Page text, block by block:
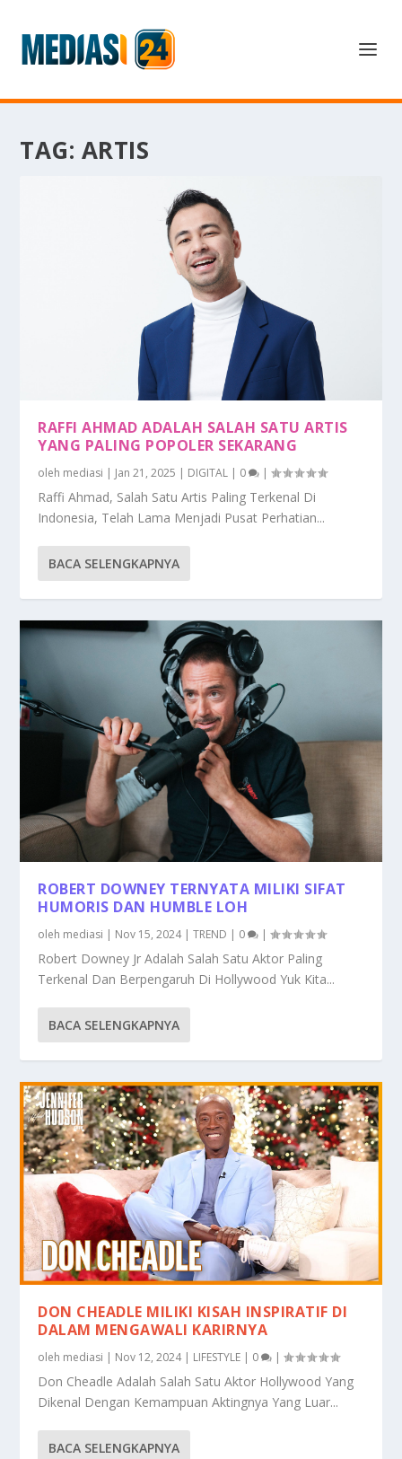
TAG: ARTIS
RAFFI AHMAD ADALAH SALAH SATU ARTIS
YANG PALING POPOLER SEKARANG
oleh mediasi | Jan 21, 2025 | DIGITAL | 0 |
Raffi Ahmad, Salah Satu Artis Paling Terkenal Di
Indonesia, Telah Lama Menjadi Pusat Perhatian...
BACA SELENGKAPNYA
ROBERT DOWNEY TERNYATA MILIKI SIFAT
HUMORIS DAN HUMBLE LOH
oleh mediasi | Nov 15, 2024|TREND | 0 |
Robert Downey Jr Adalah Salah Satu Aktor Paling
Terkenal Dan Berpengaruh Di Hollywood Yuk Kita...
BACA SELENGKAPNYA
DON CHEADLE MILIKI KISAH INSPIRATIF DI
DALAM MENGAWALI KARIRNYA
oleh mediasi | Nov 12, 2024| LIFESTYLE | 0 |
Don Cheadle Adalah Salah Satu Aktor Hollywood Yang
Dikenal Dengan Kemampuan Aktingnya Yang Luar...
BACA SELENGKAPNYA